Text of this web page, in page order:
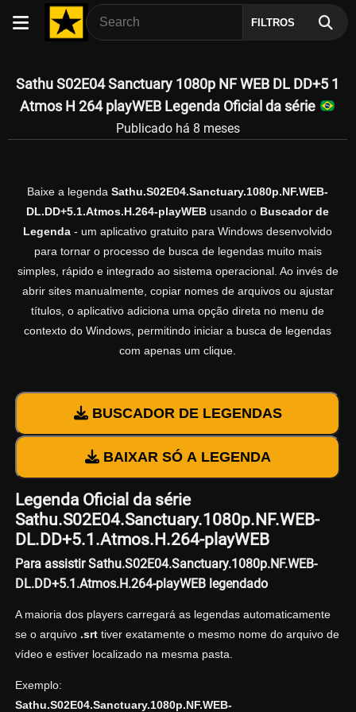
FILTROS
Sathu S02E04 Sanctuary 1080p NF WEB DL DD+5 1
Atmos H 264 playWEB Legenda Oficial da série
Publicado há 8 meses
Baixe a legenda Sathu.S02E04.Sanctuary.1080p.NF.WEB-
DL.DD+5.1.Atmos.H.264-playWEB usando o Buscador de
Legenda - um aplicativo gratuito para Windows desenvolvido
para tornar o processo de busca de legendas muito mais
simples, rápido e integrado ao sistema operacional. Ao invés de
abrir sites manualmente, copiar nomes de arquivos ou ajustar
títulos, o aplicativo adiciona uma opção direta no menu de
contexto do Windows, permitindo iniciar a busca de legendas
com apenas um clique.
BUSCADOR DE LEGENDAS
BAIXAR SÓ A LEGENDA
Legenda Oficial da série
Sathu.S02E04.Sanctuary.1080p.NF.WEB-
DL.DD+5.1.Atmos.H.264-playWEB
Para assistir Sathu.S02E04.Sanctuary.1080p.NF.WEB-
DL.DD+5.1.Atmos.H.264-playWEB legendado
A maioria dos players carregará as legendas automaticamente
se o arquivo .srttiver exatamente o mesmo nome do arquivo de
vídeo e estiver localizado na mesma pasta.
Exemplo:
Sathu.S02E04.Sanctuary.1080p.NF.WEB-